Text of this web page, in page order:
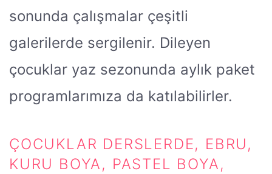
sonunda çalışmalar çeşitli
galerilerde sergilenir. Dileyen
çocuklar yaz sezonunda aylık paket
programlarımıza da katılabilirler.
ÇOCUKLAR DERSLERDE, EBRU,
KURU BOYA, PASTEL BOYA,